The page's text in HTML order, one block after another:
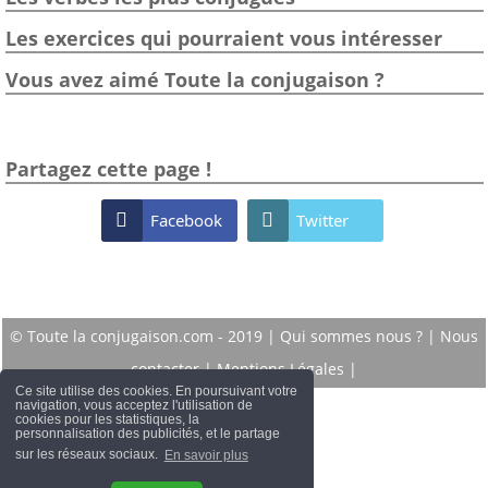
Ce site utilise des cookies. En poursuivant votre
navigation, vous acceptez l'utilisation de
cookies pour les statistiques, la
personnalisation des publicités, et le partage
sur les réseaux sociaux. En savoir plus
Les exercices qui pourraient vous intéresser
Vous avez aimé Toute la conjugaison ?
Partagez cette page !
 Facebook  Twitter
© Toute la conjugaison.com - 2019 | Qui sommes nous ? | Nous
contacter|Mentions Légales |